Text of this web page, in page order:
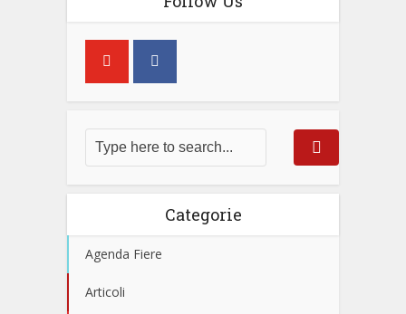
Categorie
Agenda Fiere
Articoli